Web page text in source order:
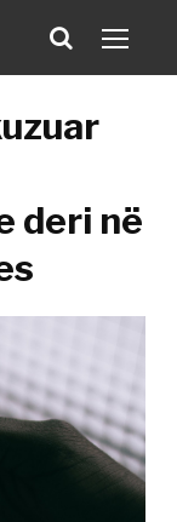
deri në